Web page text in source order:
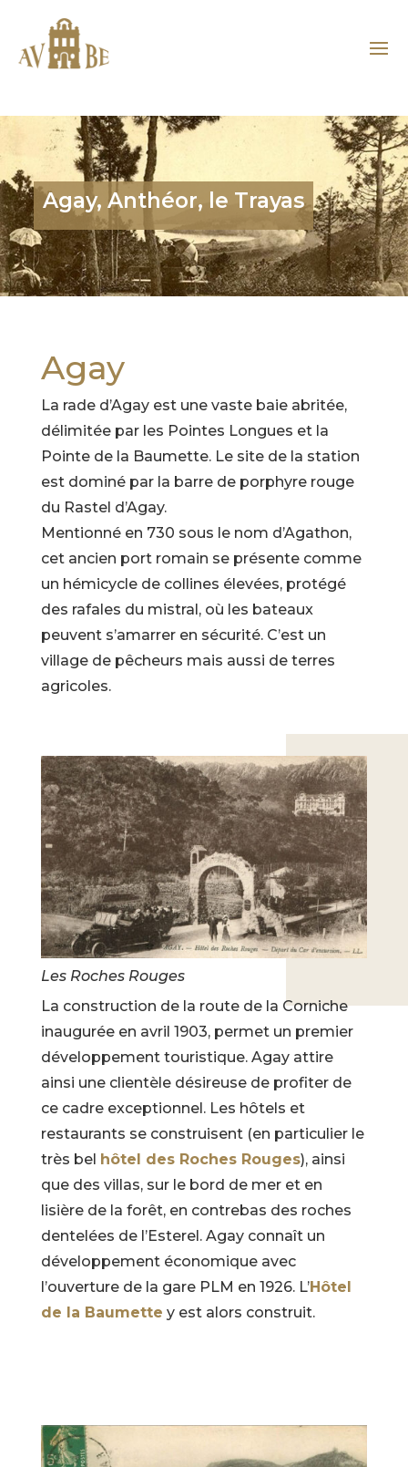
Agay, Anthéor, le Trayas
Agay
La rade d’Agay est une vaste baie abritée,
délimitée par les Pointes Longues et la
Pointe de la Baumette. Le site de la station
est dominé par la barre de porphyre rouge
du Rastel d’Agay.
Mentionné en 730 sous le nom d’Agathon,
cet ancien port romain se présente comme
un hémicycle de collines élevées, protégé
des rafales du mistral, où les bateaux
peuvent s’amarrer en sécurité. C’est un
village de pêcheurs mais aussi de terres
agricoles.
La construction de la route de la Corniche
inaugurée en avril 1903, permet un premier
développement touristique. Agay attire
ainsi une clientèle désireuse de profiter de
ce cadre exceptionnel. Les hôtels et
restaurants se construisent (en particulier le
très bel hôtel des Roches Rouges), ainsi
que des villas, sur le bord de mer et en
lisière de la forêt, en contrebas des roches
dentelées de l’Esterel. Agay connaît un
développement économique avec
l’ouverture de la gare PLM en 1926. L’Hôtel
de la Baumette y est alors construit.
Les Roches Rouges